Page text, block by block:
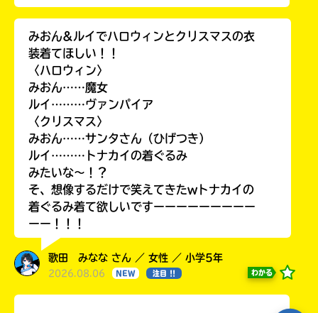
みおん&ルイでハロウィンとクリスマスの衣
装着てほしい！！
〈ハロウィン〉
みおん……魔女
ルイ………ヴァンパイア
〈クリスマス〉
みおん……サンタさん（ひげつき）
ルイ………トナカイの着ぐるみ
みたいな〜！？
そ、想像するだけで笑えてきたwトナカイの
着ぐるみ着て欲しいですーーーーーーーーー
ーー！！！
歌田 みなな さん ／ 女性 ／ 小学5年
2026.08.06 NEW 注目 !! わかる